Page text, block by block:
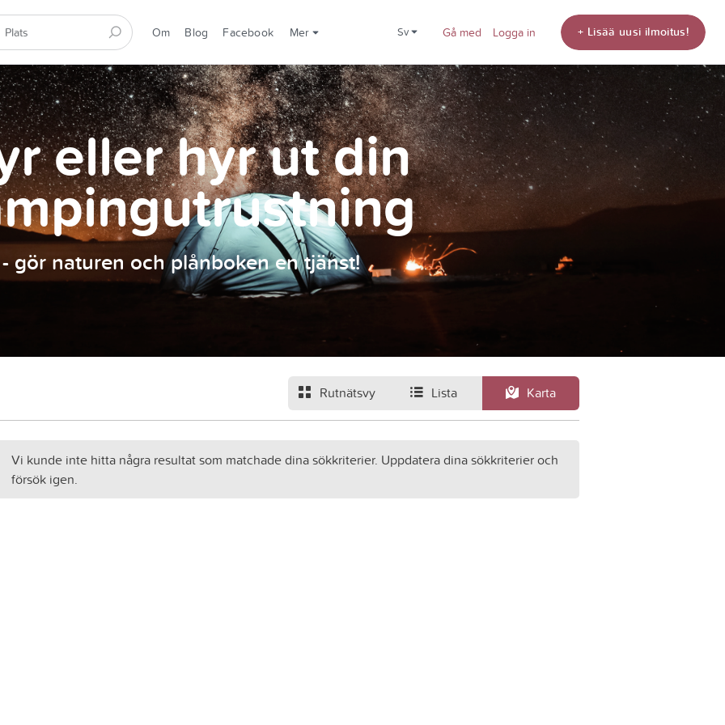
Om Blog Facebook Mer sv Gå med Logga in + Lisää uusi ilmoitus!
eller hyr ut din
- gör naturen och plånboken en tjänst!
Rutnätsvy Lista Karta
Vi kunde inte hitta några resultat som matchade dina sökkriterier. Uppdatera dina sökkriterier och
försök igen.